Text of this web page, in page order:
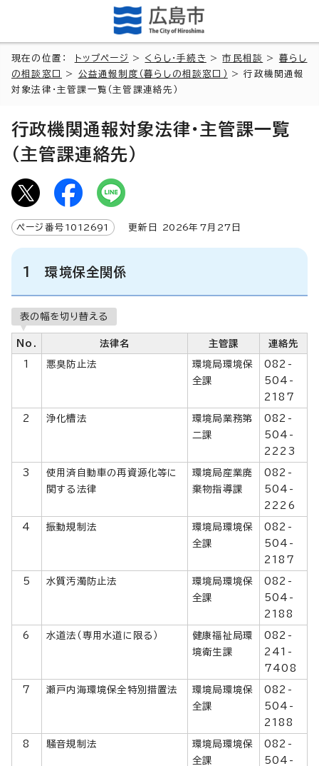
現在の位置： トップページ > くらし・手続き >市民相談 > 暮らし
の相談窓口
> 公益通報制度（暮らしの相談窓口）
> 行政機関通報
対象法律・主管課一覧（主管課連絡先）
行政機関通報対象法律・主管課一覧
（主管課連絡先）
ページ番号 1012691 更新日 2026年7月 27 日
1 環境保全関係
表の幅を切り替える
No. 法律名 主管課 連絡先
1 悪臭防止法
環境局環境保
全課
082-
504-
2187
2 浄化槽法
環境局業務第
二課
082-
504-
2223
3
使用済自動車の再資源化等に
関する法律
環境局産業廃
棄物指導課
082-
504-
2226
4 振動規制法
環境局環境保
全課
082-
504-
2187
5 水質汚濁防止法
環境局環境保
全課
082-
504-
2188
6 水道法（専用水道に限る）
健康福祉局環
境衛生課
082-
241-
7408
7 瀬戸内海環境保全特別措置法
環境局環境保
全課
082-
504-
2188
8 騒音規制法
環境局環境保
全課
082-
504-